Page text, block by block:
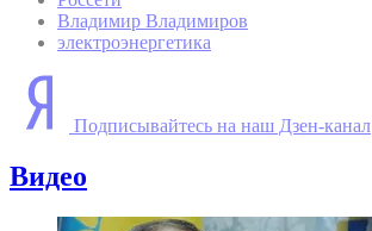
Владимир Владимиров
электроэнергетика
Подписывайтесь на наш Дзен-канал
Видео